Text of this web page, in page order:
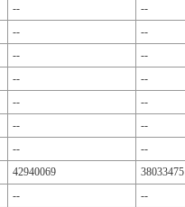
--
--
--
--
--
--
--
--
--
--
--
--
--
--
42940069
38033475
--
--